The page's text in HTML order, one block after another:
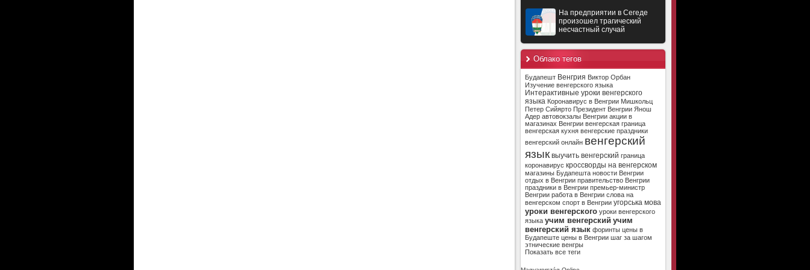
На предприятии в Сегеде
произошел трагический
несчастный случай
Облако тегов
Будапешт Венгрия Виктор Орбан
Изучение венгерского языка
Интерактивные уроки венгерского
языка Коронавирус в Венгрии Мишкольц
Петер Сийярто Президент Венгрии Янош
Адер автовокзалы Венгрии акции в
магазинах Венгрии венгерская граница
венгерская кухня венгерские праздники
венгерский онлайн венгерский
язык выучить венгерский граница
коронавирус кроссворды на венгерском
магазины Будапешта новости Венгрии
отдых в Венгрии правительство Венгрии
праздники в Венгрии премьер-министр
Венгрии работа в Венгрии слова на
венгерском спорт в Венгрии угорська мова
уроки венгерского уроки венгерского
языка учим венгерский учим
венгерский язык форинты цены в
Будапеште цены в Венгрии шаг за шагом
этнические венгры
Показать все теги